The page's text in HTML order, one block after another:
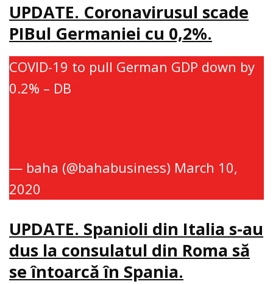
UPDATE. Coronavirusul scade
PIBul Germaniei cu 0,2%.
COVID-19 to pull German GDP down by
0.2% – DB
— baha (@bahabusiness) March 10,
2020
UPDATE. Spanioli din Italia s-au
dus la consulatul din Roma să
se întoarcă în Spania.